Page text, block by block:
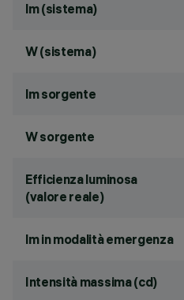
lm (sistema)
W (sistema)
lm sorgente
W sorgente
Efficienza luminosa
(valore reale)
lm in modalità emergenza
Intensità massima (cd)